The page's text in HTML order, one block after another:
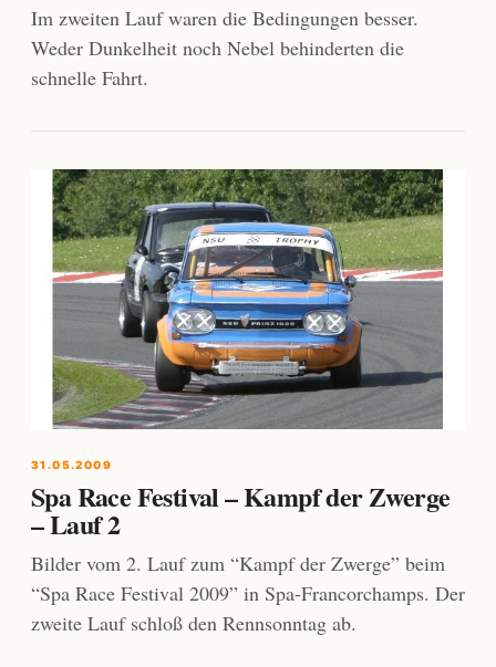
Im zweiten Lauf waren die Bedingungen besser.
Weder Dunkelheit noch Nebel behinderten die
schnelle Fahrt.
31.05.2009
Spa Race Festival – Kampf der Zwerge
– Lauf 2
Bilder vom 2. Lauf zum “Kampf der Zwerge” beim
“Spa Race Festival 2009” in Spa-Francorchamps. Der
zweite Lauf schloß den Rennsonntag ab.